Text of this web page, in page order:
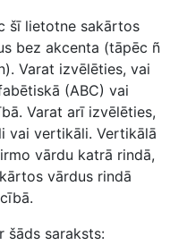
šī lietotne sakārtos
bez akcenta (tāpēc ñ
Varat izvēlēties, vai
(ABC) vai
Varat arī izvēlēties,
vai vertikāli. Vertikālā
vārdu katrā rindā,
vārdus rindā
šāds saraksts: